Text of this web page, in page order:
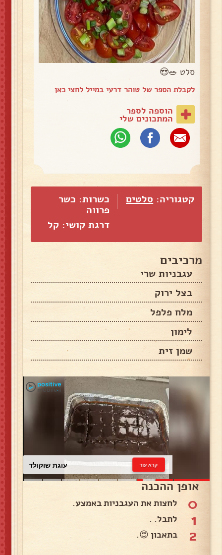
סלט 🥗😍
לקבלת הספר של טוהר דרעי במייללחצי כאן
הוספה לספר
המתכונים שלי
קטגוריה: סלטים
כשרות: כשר
פרווה
דרגת קושי: קל
מרכיבים
עגבניות שרי
בצל ירוק
מלח פלפל
לימון
שמן זית
עוגת שוקולד קרא עוד
אופן ההכנה
0 לחצות את העגבניות באמצע.
1 לתבל. .
2 בתאבון 😍.